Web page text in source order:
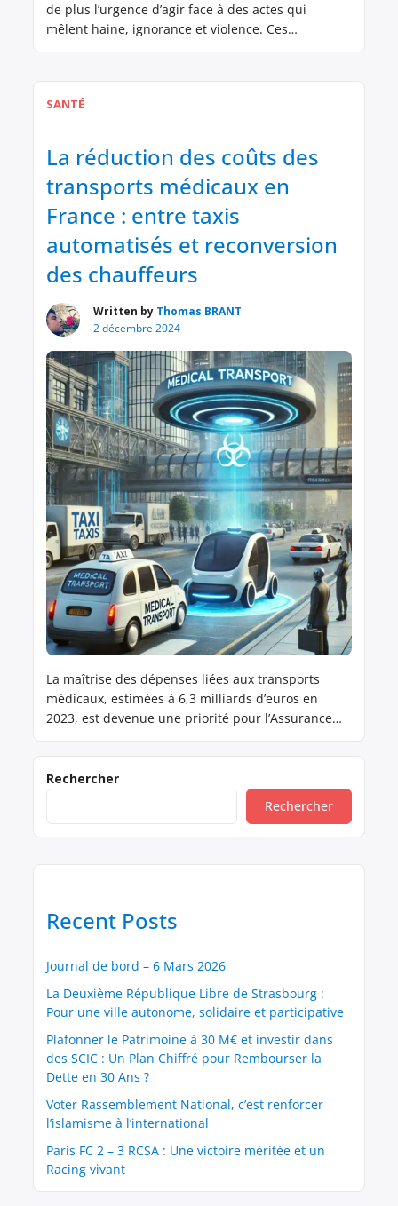
de plus l’urgence d’agir face à des actes qui
mêlent haine, ignorance et violence. Ces
éducatives. La chanson Héraclès écrase ces
ce drame, mais […]
SANTÉ
La réduction des coûts des
transports médicaux en
France : entre taxis
automatisés et reconversion
des chauffeurs
Written by Thomas BRANT
2 décembre 2024
La maîtrise des dépenses liées aux transports
médicaux, estimées à 6,3 milliards d’euros en
2023, est devenue une priorité pour l’Assurance
innovation majeure se profile à l’horizon : les taxis
automatisés. Cette solution pourrait bouleverser le
secteur, mais impose également de […]
Rechercher
Rechercher
Recent Posts
Journal de bord – 6 Mars 2026
La Deuxième République Libre de Strasbourg :
Pour une ville autonome, solidaire et participative
Plafonner le Patrimoine à 30 M€ et investir dans
des SCIC : Un Plan Chiffré pour Rembourser la
Dette en 30 Ans ?
Voter Rassemblement National, c’est renforcer
l’islamisme à l’international
Paris FC 2 – 3 RCSA : Une victoire méritée et un
Racing vivant